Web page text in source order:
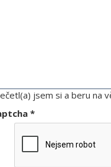
jsem si a beru na
*